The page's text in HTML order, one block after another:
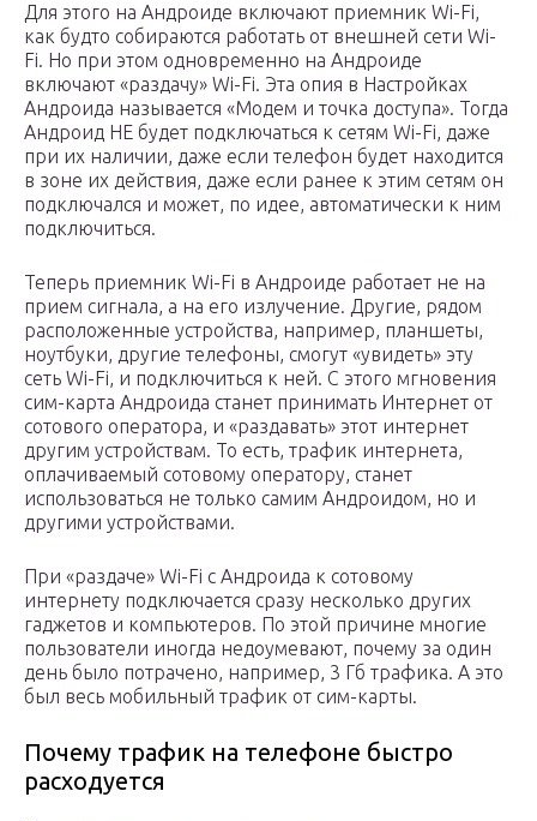
Для этого на Андроиде включают приемник Wi-Fi,
как будто собираются работать от внешней сети Wi-
Fi. Но при этом одновременно на Андроиде
включают «раздачу» Wi-Fi. Эта опия в Настройках
Андроида называется «Модем и точка доступа». Тогда
Андроид НЕ будет подключаться к сетям Wi-Fi, даже
при их наличии, даже если телефон будет находится
в зоне их действия, даже если ранее к этим сетям он
подключался и может, по идее, автоматически к ним
подключиться.
Теперь приемник Wi-Fi в Андроиде работает не на
прием сигнала, а на его излучение. Другие, рядом
расположенные устройства, например, планшеты,
ноутбуки, другие телефоны, смогут «увидеть» эту
сеть Wi-Fi, и подключиться к ней. С этого мгновения
сим-карта Андроида станет принимать Интернет от
сотового оператора, и «раздавать» этот интернет
другим устройствам. То есть, трафик интернета,
оплачиваемый сотовому оператору, станет
использоваться не только самим Андроидом, но и
другими устройствами.
При «раздаче» Wi-Fi с Андроида к сотовому
интернету подключается сразу несколько других
гаджетов и компьютеров. По этой причине многие
пользователи иногда недоумевают, почему за один
день было потрачено, например, 3 Гб трафика. А это
был весь мобильный трафик от сим-карты.
Почему трафик на телефоне быстро
расходуется